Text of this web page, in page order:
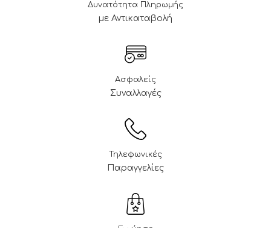
Δυνατότητα Πληρωμής
με Αντικαταβολή
Ασφαλείς
Συναλλαγές
Τηλεφωνικές
Παραγγελίες